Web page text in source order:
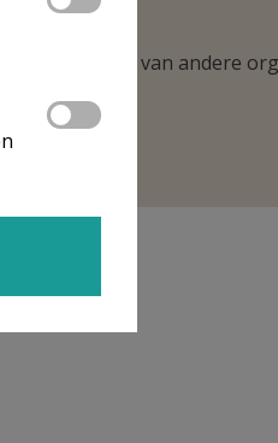
eventueel van andere